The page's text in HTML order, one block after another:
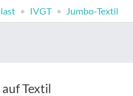
IVGT Jumbo-Textil
Textil